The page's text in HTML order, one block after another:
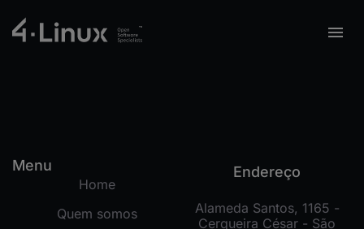
Menu
Home
Quem somos
Endereço
Alameda Santos, 1165 -
Cerqueira César - São